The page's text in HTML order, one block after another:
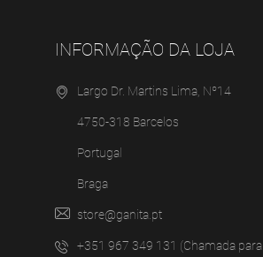
INFORMAÇÃO DA LOJA
Largo Dr. Martins Lima, Nº14
4750-318 Barcelos
Portugal
Braga
store@ganita.pt
+351 967 349 131 (Chamada